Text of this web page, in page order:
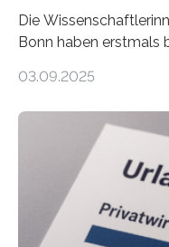
Die
Bonn haben erstmals
Landkreise mit den
ist demnach Berlin.
der Freiberuflerinnen,
Berlin starteten in
eigene freiberufliche
Städte Hamburg,
hingegen die
03.09.2025